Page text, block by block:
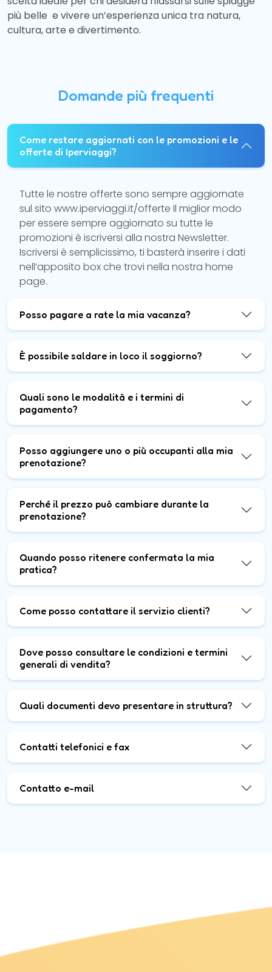
più belle e vivere un’esperienza unica tra natura,
cultura, arte e divertimento.
Domande più frequenti
Come restare aggiornati con le promozioni e le
offerte di Iperviaggi?
Tutte le nostre offerte sono sempre aggiornate
sul sito www.iperviaggi.it/offerte Il miglior modo
per essere sempre aggiornato su tutte le
promozioni è iscriversi alla nostra Newsletter.
Iscriversi è semplicissimo, ti basterà inserire i dati
nell’apposito box che trovi nella nostra home
page.
Posso pagare a rate la mia vacanza?
È possibile saldare in loco il soggiorno?
Quali sono le modalità e i termini di
pagamento?
Posso aggiungere uno o più occupanti alla mia
prenotazione?
Perché il prezzo può cambiare durante la
prenotazione?
Quando posso ritenere confermata la mia
pratica?
Come posso contattare il servizio clienti?
Dove posso consultare le condizioni e termini
generali di vendita?
Quali documenti devo presentare in struttura?
Contatti telefonici e fax
Contatto e-mail